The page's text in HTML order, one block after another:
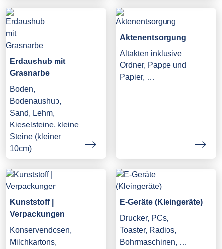
Erdaushub mit
Grasnarbe
Boden,
Bodenaushub,
Sand, Lehm,
Kieselsteine, kleine
Steine (kleiner
10cm)
Aktenentsorgung
Altakten inklusive
Ordner, Pappe und
Papier, …
Kunststoff |
Verpackungen
Konservendosen,
Milchkartons,
E-Geräte (Kleingeräte)
Drucker, PCs,
Toaster, Radios,
Bohrmaschinen, …